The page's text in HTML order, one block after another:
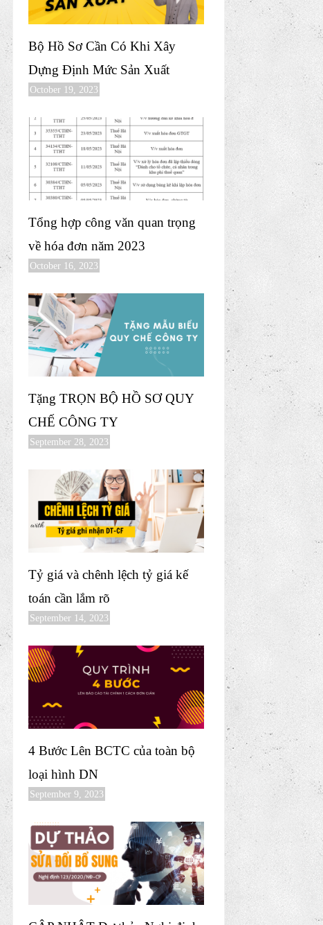
Bộ Hồ Sơ Cần Có Khi Xây
Dựng Định Mức Sản Xuất
October 19, 2023
Tổng hợp công văn quan trọng
về hóa đơn năm 2023
October 16, 2023
Tặng TRỌN BỘ HỒ SƠ QUY
CHẾ CÔNG TY
September 28, 2023
Tỷ giá và chênh lệch tỷ giá kế
toán cần lắm rõ
September 14, 2023
4 Bước Lên BCTC của toàn bộ
loại hình DN
September 9, 2023